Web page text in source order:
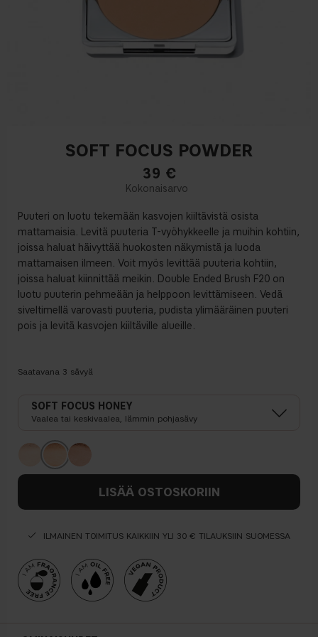
SOFT FOCUS POWDER
39 €
Puuteri on luotu tekemään kasvojen kiiltävistä osista
mattamaisia. Levitä puuteria T-vyöhykkeelle ja muihin kohtiin,
joissa haluat häivyttää huokosten näkymistä ja luoda
mattamaisen ilmeen. Voit myös levittää puuteria kohtiin,
joissa haluat kiinnittää meikin. Double Ended Brush F20 on
luotu puuterin pehmeään ja helppoon levittämiseen. Vedä
siveltimellä varovasti puuteria, pudista ylimääräinen puuteri
pois ja levitä kasvojen kiiltäville alueille.
Saatavana 3 sävyä
SOFT FOCUS HONEY
Vaalea tai keskivaalea, lämmin pohjasävy
LISÄÄ OSTOSKORIIN
ILMAINEN TOIMITUS KAIKKIIN YLI 30 € TILAUKSIIN SUOMESSA